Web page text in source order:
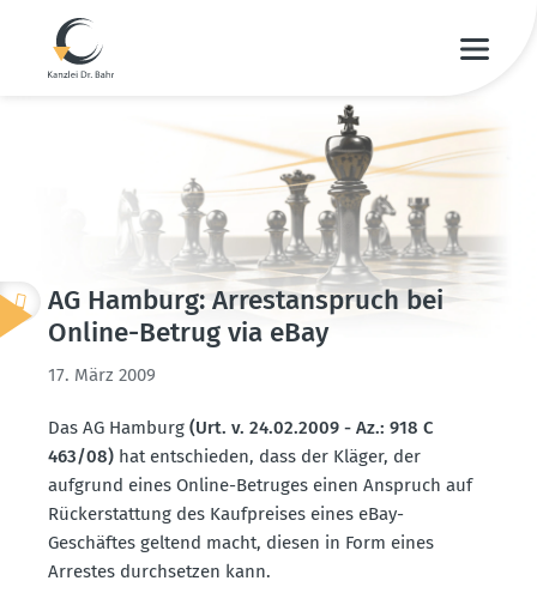
AG Hamburg: Arrest­an­spruch bei
Online-Betrug via eBay
17. März 2009
Das AG Hamburg (Urt. v. 24.02.2009 - Az.: 918 C
463/08) hat entschieden, dass der Kläger, der
aufgrund eines Online-Betruges einen Anspruch auf
Rückerstattung des Kaufpreises eines eBay-
Geschäftes geltend macht, diesen in Form eines
Arrestes durch­setzen kann.